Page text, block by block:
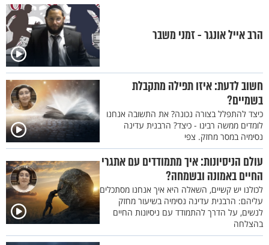
הרב אייל אונגר - זמני משבר
חשוב לדעת: איזו תפילה מתקבלת
בשמיים?
כיצד להתפלל בצורה נכונה? את התשובה אנחנו
לומדים ממשה רבינו - כיצד? הרבנית עדינה
נסימיה במסר מחזק. צפי
עולם הניסיונות: איך מתמודדים עם אתגרי
החיים באמונה ובשמחה?
לכולנו יש קשיים, השאלה היא איך אנחנו מסתכלים
עליהם: הרבנית עדינה נסימיה בשיעור מחזק
לנשים, על הדרך להתמודד עם ניסיונות החיים
בהצלחה